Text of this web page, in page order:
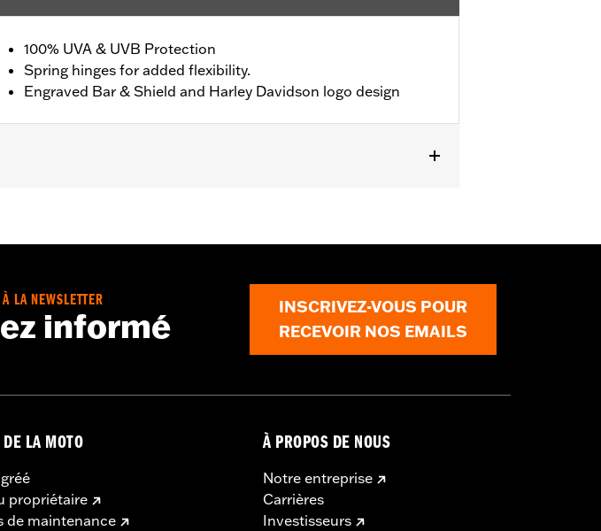
100% UVA & UVB Protection
Spring hinges for added flexibility.
Engraved Bar & Shield and Harley Davidson logo design
for full details
LA NEWSLETTER
informé
INSCRIVEZ-VOUS POUR
RECEVOIR NOS EMAILS
LA MOTO
propriétaire
de maintenance
À PROPOS DE NOUS
Notre entreprise
Carrières
Investisseurs